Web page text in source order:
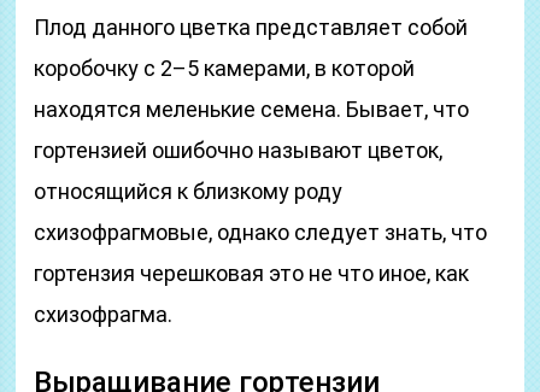
Плод данного цветка представляет собой
коробочку с 2–5 камерами, в которой
находятся меленькие семена. Бывает, что
гортензией ошибочно называют цветок,
относящийся к близкому роду
схизофрагмовые, однако следует знать, что
гортензия черешковая это не что иное, как
схизофрагма.
Выращивание гортензии